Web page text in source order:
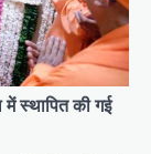
स्थापित की गई